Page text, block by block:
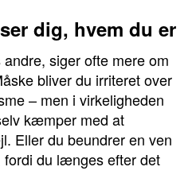
dig, hvem du er
siger ofte mere om
bliver du irriteret over
– men i virkeligheden
kæmper med at
Eller du beundrer en ven
fordi du længes efter det